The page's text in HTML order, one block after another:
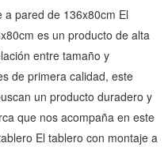
pared de 136x80cm El
es un producto de alta
entre tamaño y
de primera calidad, este
un producto duradero y
que nos acompaña en este
El tablero con montaje a